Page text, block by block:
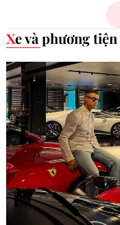
Xe và phương tiện